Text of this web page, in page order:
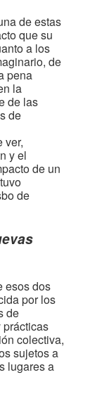
de estas
que su
a los
de
pena
la
de las
de
ver,
y el
de un
de
esos dos
por los
de
colectiva,
sujetos a
lugares a